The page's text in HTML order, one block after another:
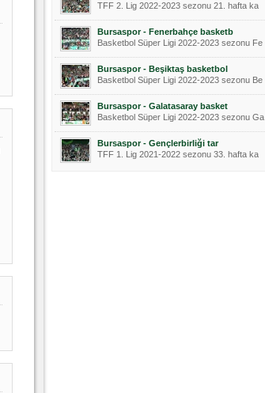
TFF 2. Lig 2022-2023 sezonu 21. hafta ka
Bursaspor - Fenerbahçe basketb
Basketbol Süper Ligi 2022-2023 sezonu Fe
Bursaspor - Beşiktaş basketbol
Basketbol Süper Ligi 2022-2023 sezonu Be
Bursaspor - Galatasaray basket
Basketbol Süper Ligi 2022-2023 sezonu Ga
Bursaspor - Gençlerbirliği tar
TFF 1. Lig 2021-2022 sezonu 33. hafta ka